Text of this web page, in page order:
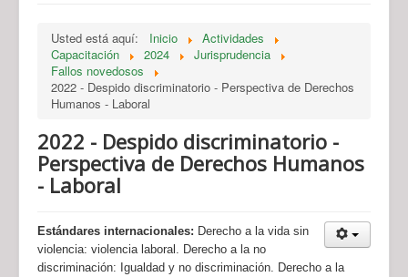
Legislación
Novedades
Recursos y Servicios de Atención
Usted está aquí: Inicio
Actividades
Capacitación
2024
Jurisprudencia
Fallos novedosos
2022 - Despido discriminatorio - Perspectiva de Derechos
Humanos - Laboral
2022 - Despido discriminatorio -
Perspectiva de Derechos Humanos
- Laboral
Estándares internacionales: Derecho a la vida sin
violencia: violencia laboral. Derecho a la no
discriminación: Igualdad y no discriminación. Derecho a la